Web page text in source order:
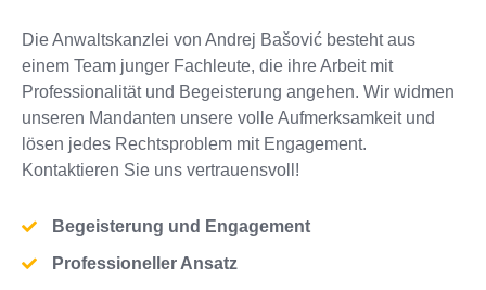
Die Anwaltskanzlei von Andrej Bašović besteht aus
einem Team junger Fachleute, die ihre Arbeit mit
Professionalität und Begeisterung angehen. Wir widmen
unseren Mandanten unsere volle Aufmerksamkeit und
lösen jedes Rechtsproblem mit Engagement.
Kontaktieren Sie uns vertrauensvoll!
Begeisterung und Engagement
Professioneller Ansatz